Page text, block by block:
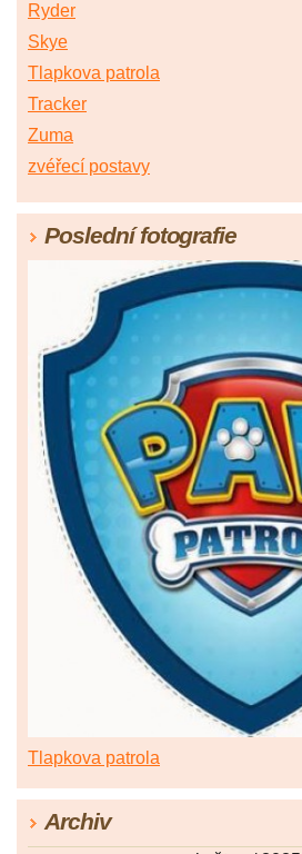
Ryder
Skye
Tlapkova patrola
Tracker
Zuma
zvéřecí postavy
Poslední fotografie
Tlapkova patrola
Archiv